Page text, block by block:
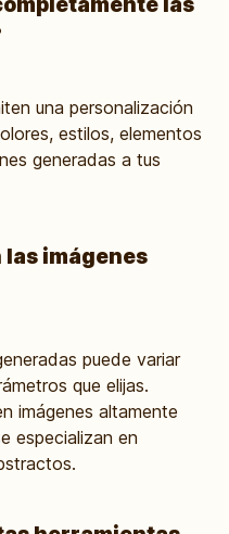
las
una personalización
estilos, elementos
generadas a tus
las imágenes
puede variar
que elijas.
imágenes altamente
especializan en